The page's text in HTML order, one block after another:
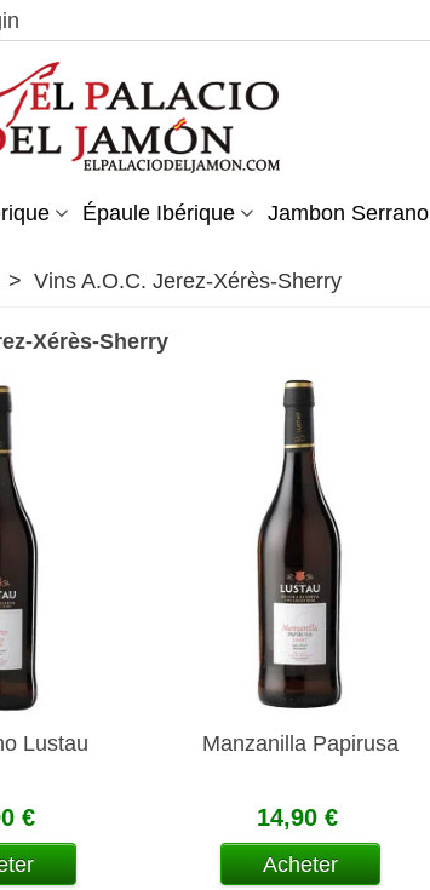
Épaule Ibérique Jambon Serrano
> Vins A.O.C. Jerez-Xérès-Sherry
Xérès-Sherry
Lustau
€
Manzanilla Papirusa
14,90 €
Acheter